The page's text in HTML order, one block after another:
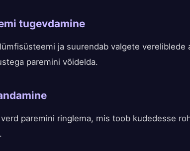
tugevdamine
ja suurendab valgete vereliblede
paremini võidelda.
paremini ringlema, mis toob kudedesse